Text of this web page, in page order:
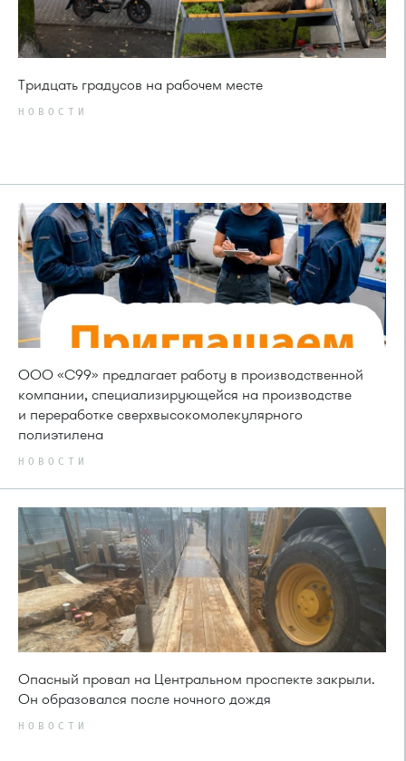
Тридцать градусов на рабочем месте
НОВОСТИ
ООО «С99» предлагает работу в производственной
компании, специализирующейся на производстве
и переработке сверхвысокомолекулярного
полиэтилена
НОВОСТИ
Опасный провал на Центральном проспекте закрыли.
Он образовался после ночного дождя
НОВОСТИ